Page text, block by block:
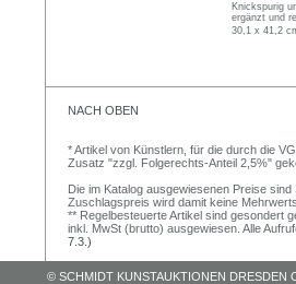
Knickspurig
ergänzt und
30,1 x 41,2
NACH OBEN
* Artikel von Künstlern, für die durch die
Zusatz "zzgl. Folgerechts-Anteil 2,5%"
Die im Katalog ausgewiesenen Preise
Zuschlagspreis wird damit keine
** Regelbesteuerte Artikel sind gesondert
inkl. MwSt (brutto) ausgewiesen. Alle
7.3.)
© SCHMIDT KUNSTAUKTIONEN DRESDEN